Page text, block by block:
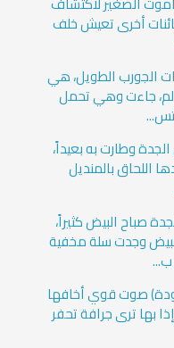
أخرى تعيش خلف
الجورب الطويل، هي
جاءت وهي تحمل
وطارت به بعيداً،
اللحاق بالمنديل
صباح البيض كثيراً،
وجدت سلة مخفية
صوت قوي أخافها
بها ترى جرافة تحفر